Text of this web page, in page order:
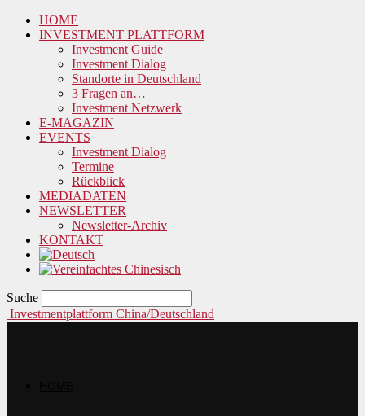
HOME
INVESTMENT PLATTFORM
Investment Guide
Investment Dialog
Standorte in Deutschland
3 Fragen an…
Investment Netzwerk
E-MAGAZIN
EVENTS
Investment Dialog
Termine
Rückblick
MEDIADATEN
NEWSLETTER
Newsletter-Archiv
KONTAKT
Suche
Investmentplattform China/Deutschland